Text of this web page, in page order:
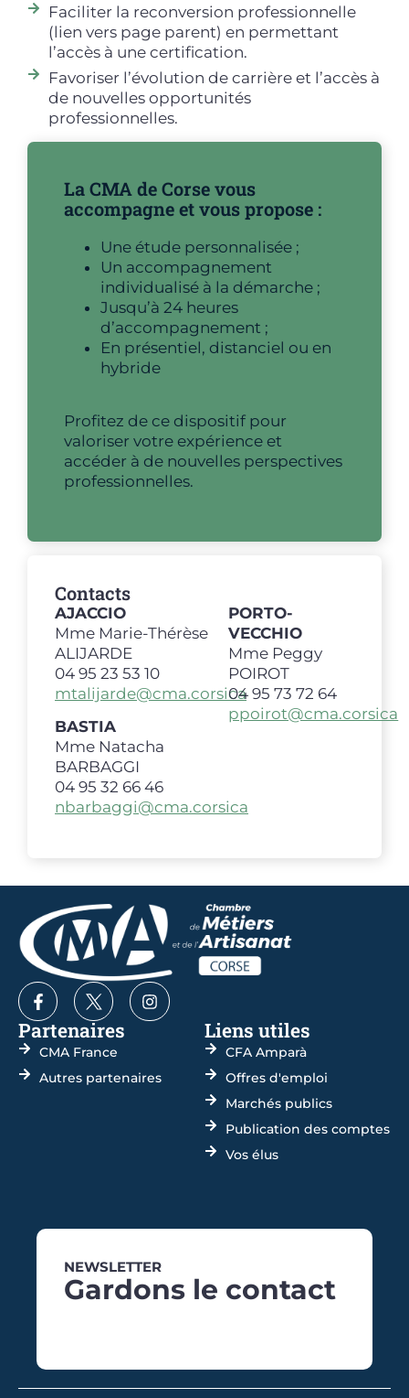
Faciliter la reconversion professionnelle
(lien vers page parent) en permettant
l’accès à une certification.
Favoriser l’évolution de carrière et l’accès à
de nouvelles opportunités
professionnelles.
La CMA de Corse vous
accompagne et vous propose :
Une étude personnalisée ;
Un accompagnement
individualisé à la démarche ;
Jusqu’à 24 heures
d’accompagnement ;
En présentiel, distanciel ou en
hybride
Profitez de ce dispositif pour
valoriser votre expérience et
accéder à de nouvelles perspectives
professionnelles.
Contacts
AJACCIO
Mme Marie-Thérèse
ALIJARDE
04 95 23 53 10
mtalijarde@cma.corsica
BASTIA
Mme Natacha
BARBAGGI
04 95 32 66 46
nbarbaggi@cma.corsica
PORTO-
VECCHIO
Mme Peggy
POIROT
04 95 73 72 64
ppoirot@cma.corsica
Partenaires
CMA France
Autres partenaires
Liens utiles
CFA Amparà
Offres d'emploi
Marchés publics
Publication des comptes
Vos élus
NEWSLETTER
Gardons le contact